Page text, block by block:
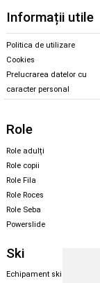
Informații utile
Politica de utilizare
Cookies
Prelucrarea datelor cu
caracter personal
Role
Role adulți
Role copii
Role Fila
Role Roces
Role Seba
Powerslide
Ski
Echipament ski